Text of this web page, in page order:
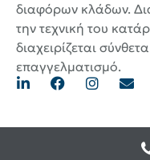
διαφόρων κλάδων.
την τεχνική του
διαχειρίζεται
επαγγελματισμό.